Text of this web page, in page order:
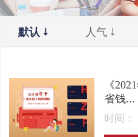
默认 人气
《
省钱...
时间：